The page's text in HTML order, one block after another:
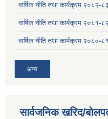
वार्षिक नीति तथा कार्यक्रम २०८२-८३
वार्षिक नीति तथा कार्यक्रम २०८१-८२
वार्षिक नीति तथा कार्यक्रम २०८०-८१
अन्य
सार्वजनिक खरिद/